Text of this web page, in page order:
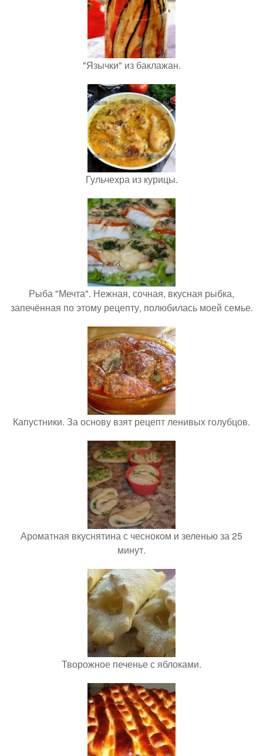
"Язычки" из баклажан.
Гульчехра из курицы.
Рыба "Мечта". Нежная, сочная, вкусная рыбка,
запечённая по этому рецепту, полюбилась моей семье.
Капустники. За основу взят рецепт ленивых голубцов.
Ароматная вкуснятина с чесноком и зеленью за 25
минут.
Творожное печенье с яблоками.